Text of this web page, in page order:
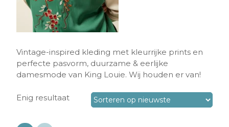
Vintage-inspired kleding met kleurrijke prints en
perfecte pasvorm, duurzame & eerlijke
damesmode van King Louie. Wij houden er van!
Enig resultaat